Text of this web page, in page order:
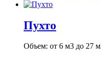
Пухто
Объем: от 6 м3 до 27